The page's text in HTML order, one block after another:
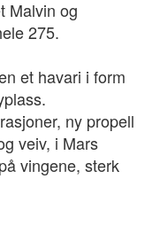
Malvin og
275.
et havari i form
ny propell
veiv, i Mars
vingene, sterk